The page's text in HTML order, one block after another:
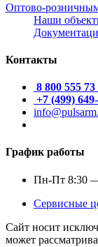
Оптово-
Наши
Контакты
8 800 555 73
+7 (499)
График работы
Пн-Пт 8:30
Сервисные
Сайт носит
может